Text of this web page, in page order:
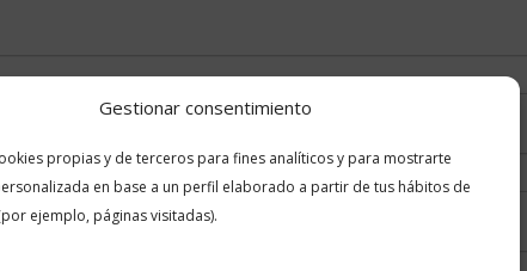
Gestionar consentimiento
propias y de terceros para fines analíticos y para mostrarte
en base a un perfil elaborado a partir de tus hábitos de
ejemplo, páginas visitadas).